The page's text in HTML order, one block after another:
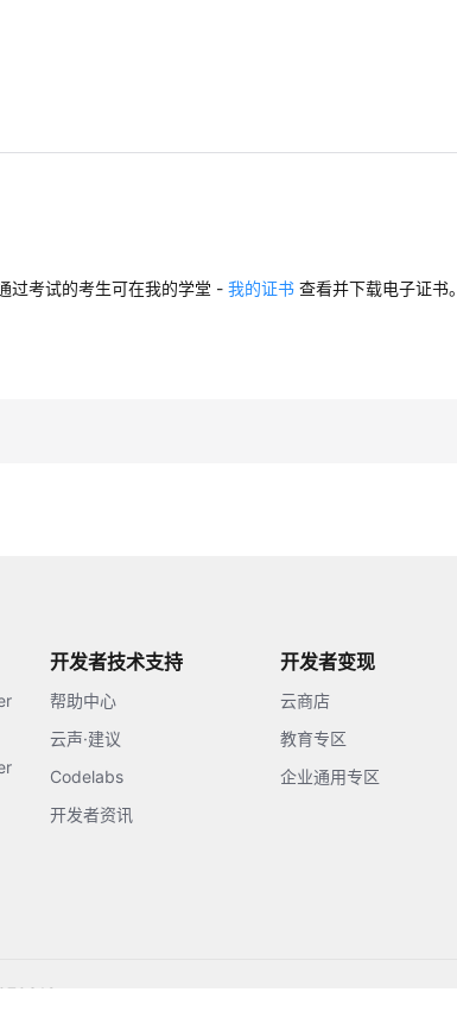
过考试的考生可在我的学堂 - 我的证书查看并下载电子证书。
开发者技术支持
帮助中心
云声·建议
Codelabs
开发者资讯
开发者变现
云商店
教育专区
企业通用专区